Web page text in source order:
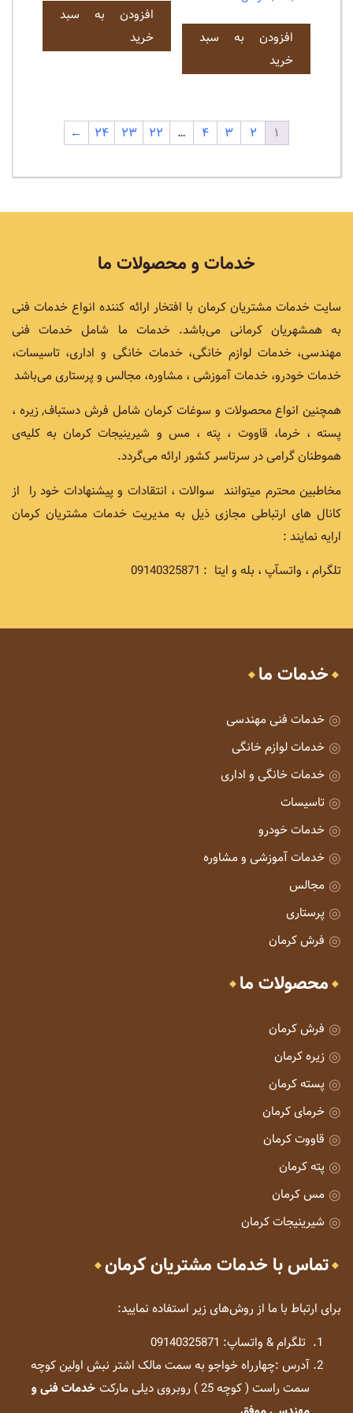
افزودن به سبد
خرید
افزودن به سبد
خرید
۱ ۲ ۳ ۴ … ۲۲ ۲۳ ۲۴ ←
خدمات و محصولات ما
سایت خدمات مشتریان کرمان با افتخار ارائه کننده انواع خدمات فنی
به همشهریان کرمانی می‌باشد. خدمات ما شامل خدمات فنی
مهندسی، خدمات لوازم خانگی، خدمات خانگی و اداری، تاسیسات،
خدمات خودرو، خدمات آموزشی ، مشاوره، مجالس و پرستاری می‌باشد
همچنین انواع محصولات و سوغات کرمان شامل فرش دستباف, زیره ،
پسته ، خرما، قاووت ، پته ، مس و شیرینیجات کرمان به کلیه‌ی
هموطنان گرامی در سرتاسر کشور ارائه می‌گردد.
مخاطبین محترم میتوانند سوالات ، انتقادات و پیشنهادات خود را از
کانال های ارتباطی مجازی ذیل به مدیریت خدمات مشتریان کرمان
ارایه نمایند :
تلگرام ، واتسآپ ، بله و ایتا : 09140325871
خدمات ما
خدمات فنی مهندسی
خدمات لوازم خانگی
خدمات خانگی و اداری
تاسیسات
خدمات خودرو
خدمات آموزشی و مشاوره
مجالس
پرستاری
فرش کرمان
محصولات ما
فرش کرمان
زیره کرمان
پسته کرمان
خرمای کرمان
قاووت کرمان
پته کرمان
مس کرمان
شیرینیجات کرمان
تماس با خدمات مشتریان کرمان
برای ارتباط با ما از روش‌های زیر استفاده نمایید:
تلگرام & واتساپ: 09140325871
آدرس :چهارراه خواجو به سمت مالک اشتر نبش اولین کوچه
سمت راست ( کوچه 25 ) روبروی دیلی مارکت
خدمات فنی و